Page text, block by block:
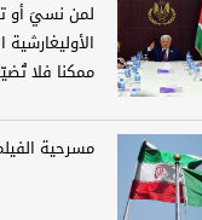
لمن نسيَ أو
ممكنا فلا
مسرحية